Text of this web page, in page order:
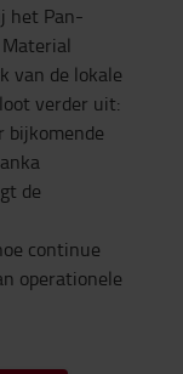
het Pan-
van de lokale
verder uit:
bijkomende
de
continue
operationele